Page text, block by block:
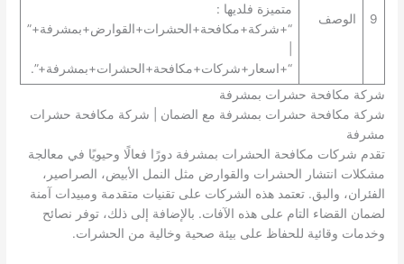
9 الوصف
متميزة فلديها :
“+شركة+مكافحة+الحشرات+القوارض+بمشرفة+”
“+اسعار+شركات+مكافحة+الحشرات+بمشرفة+”.
شركة مكافحة حشرات بمشرفة
شركة مكافحة حشرات بمشرفة مع الضمان | شركة مكافحة حشرات
مشرفة
تقدم شركات مكافحة الحشرات بمشرفة دورًا فعالًا وحيويًا في معالجة
مشكلات انتشار الحشرات والقوارض مثل النمل الأبيض، الصراصير،
الفئران، والبق. تعتمد هذه الشركات على تقنيات متقدمة ومبيدات آمنة
لضمان القضاء التام على هذه الآفات. بالإضافة إلى ذلك، توفر نصائح
وخدمات وقائية للحفاظ على بيئة صحية وخالية من الحشرات.